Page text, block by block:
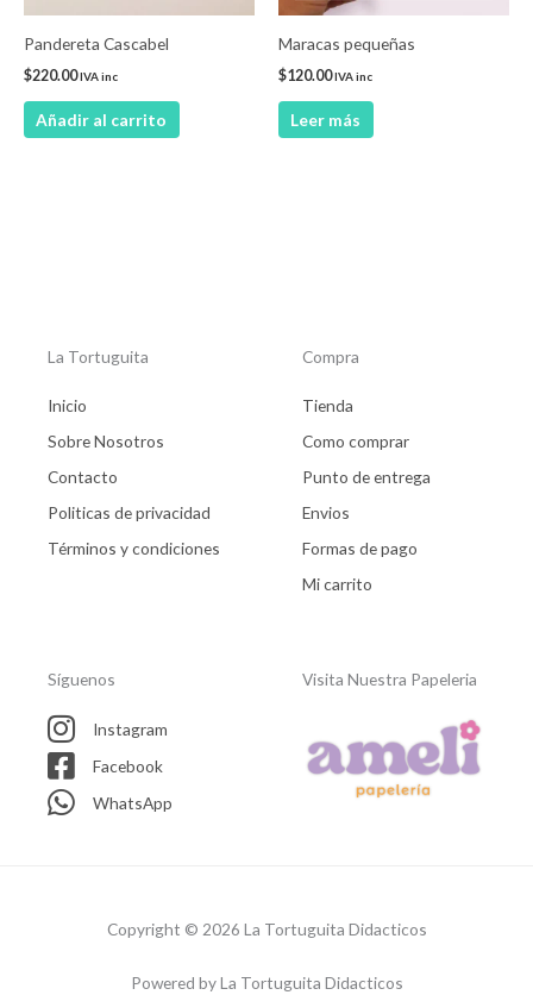
Pandereta Cascabel
$220.00IVA inc
Añadir al carrito
Maracas pequeñas
$120.00IVA inc
Leer más
La Tortuguita
Inicio
Sobre Nosotros
Contacto
Politicas de privacidad
Términos y condiciones
Compra
Tienda
Como comprar
Punto de entrega
Envios
Formas de pago
Mi carrito
Síguenos
Instagram
Facebook
WhatsApp
Visita Nuestra Papeleria
Copyright © 2026 La Tortuguita Didacticos
Powered by La Tortuguita Didacticos